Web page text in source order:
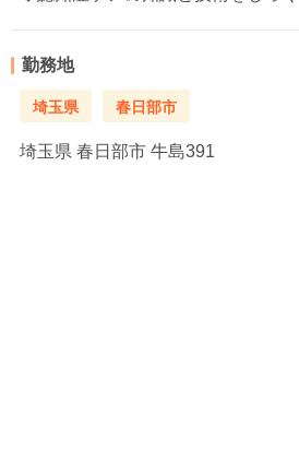
勤務地
埼玉県 春日部市
埼玉県 春日部市 牛島391